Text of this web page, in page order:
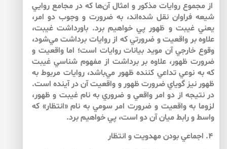
از مجموع روايات مذكور و امثال آن‌‌ها كه در مجامع روايي
شيعه فراوان نقل شده‌اند، به ضرورت و وجوب دو امر،
يعني غيبت و ظهور پي خواهيم برد. باورداشت غيبت،
علاوه بر واقعيت و ضرورتي كه از روايات برداشت مي‌‌شود،
وقوع خارجي آن مويد بيانات روايات است؛ اما واقعيت و
ضرورت ظهور، علاوه بر برداشت از مفهوم شناسي غيبت
كه به نوعي تداعي كننده ظهور مي‌‌باشد، روايات مربوط به
ظهور نيز گوياي ضرورت ظهور و واقعيت آن در آينده است.
در نتيجه از دو امر واقعي و ضروري به نام غيبت و ظهور،
لزوما به واقعيت و ضرورت امر سومي به نام «انتظار» كه
واسط و رابط ميان آن دو است، پي خواهيم برد.
۴. اجماعي بودن مهدويت و انتظار